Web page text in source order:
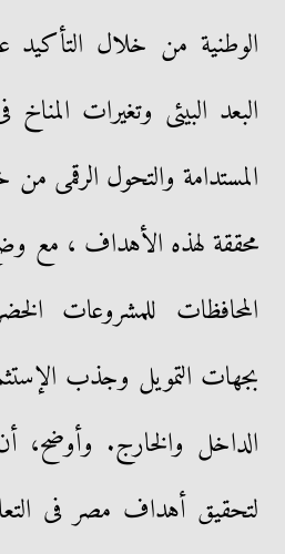
الوطنية من خلال التأكيد
البعد البيئى وتغيرات
المستدامة والتحول الرقمى
محققة لهذه الأهداف ، مع
المحافظات للمشروعات
بجهات التمويل وجذب
الداخل والخارج. وأوضح،
لتحقيق أهداف مصر فى